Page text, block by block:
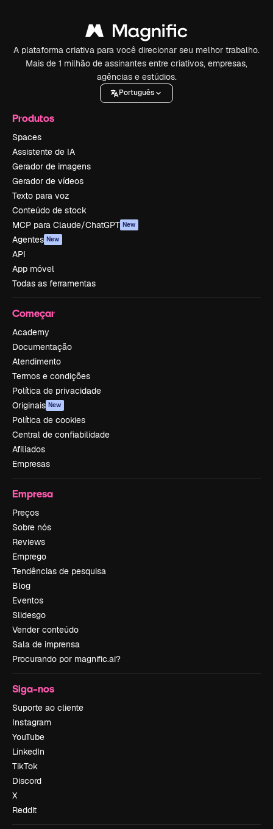
A plataforma criativa para você direcionar seu melhor trabalho.
Mais de 1 milhão de assinantes entre criativos, empresas,
agências e estúdios.
Português
Produtos
Spaces
Assistente de IA
Gerador de imagens
Gerador de vídeos
Texto para voz
Conteúdo de stock
MCP para Claude/ChatGPT New
Agentes New
API
App móvel
Todas as ferramentas
Começar
Academy
Documentação
Atendimento
Termos e condições
Política de privacidade
Originais New
Política de cookies
Central de confiabilidade
Afiliados
Empresas
Empresa
Preços
Sobre nós
Reviews
Emprego
Tendências de pesquisa
Blog
Eventos
Slidesgo
Vender conteúdo
Sala de imprensa
Procurando por magnific.ai?
Siga-nos
Suporte ao cliente
Instagram
YouTube
LinkedIn
TikTok
Discord
X
Reddit